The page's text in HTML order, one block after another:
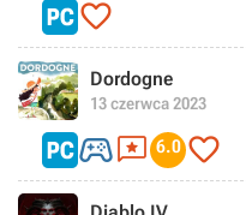

Dordogne
13 czerwca 2023
 6.0 